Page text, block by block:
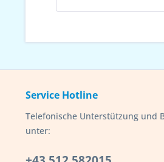
Service Hotline
Telefonische Unterstützung und
unter: